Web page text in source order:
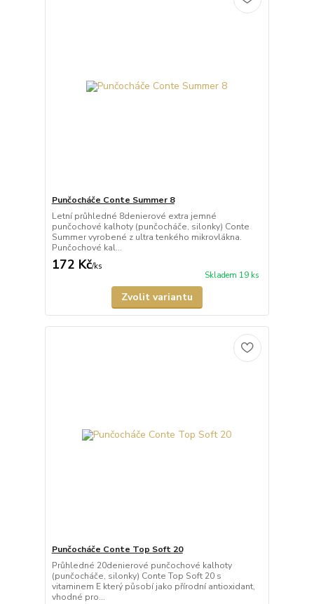
Punčocháče Conte Summer 8
Letní průhledné 8denierové extra jemné
punčochové kalhoty (punčocháče, silonky) Conte
Summer vyrobené z ultra tenkého mikrovlákna.
Punčochové kal...
172 Kč/ks
Skladem 19 ks
Zvolit variantu
Punčocháče Conte Top Soft 20
Průhledné 20denierové punčochové kalhoty
(punčocháče, silonky) Conte Top Soft 20 s
vitaminem E který působí jako přírodní antioxidant,
vhodné pro...